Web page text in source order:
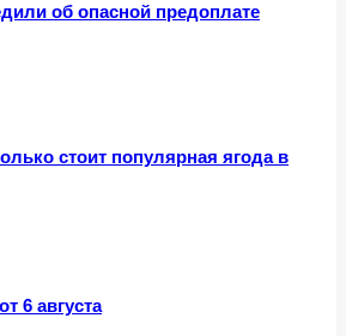
об опасной предоплате
стоит популярная ягода в
6 августа